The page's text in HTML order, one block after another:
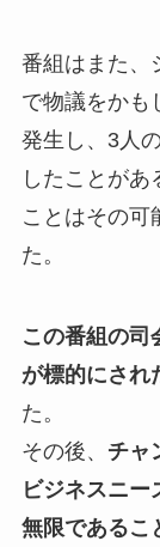
番組はまた、
で物議をかも
発生し、3人
したことが
ことはその可
た。
この番組の司
が標的にされ
た。
その後、 チャ
ビジネスニー
無限であるこ